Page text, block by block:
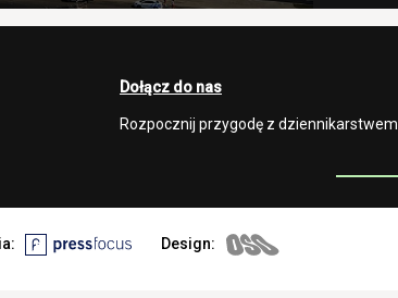
Dołącz do nas
Rozpocznij przygodę z dziennikarstwem
Design: